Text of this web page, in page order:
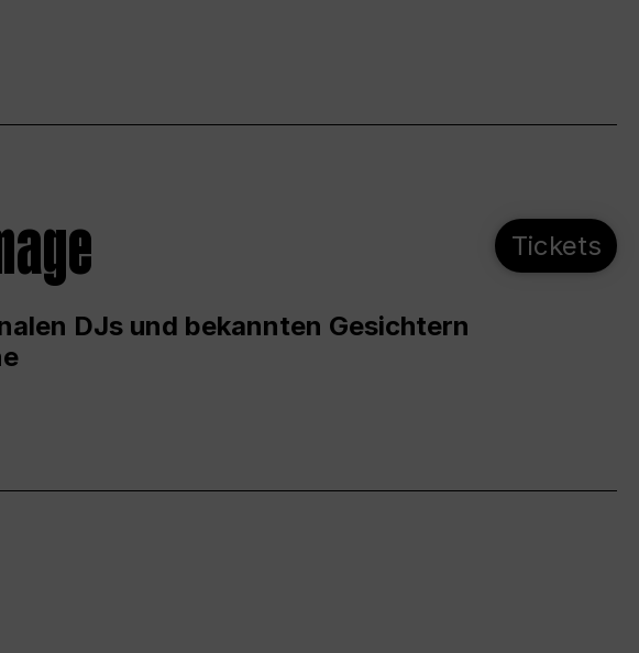
DJs und bekannten Gesichtern
Tickets